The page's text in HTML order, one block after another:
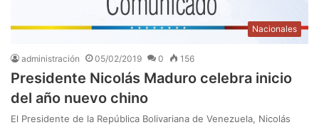
Nacionales
administración 05/02/2019 0 156
Presidente Nicolás Maduro celebra inicio
del año nuevo chino
El Presidente de la República Bolivariana de Venezuela, Nicolás